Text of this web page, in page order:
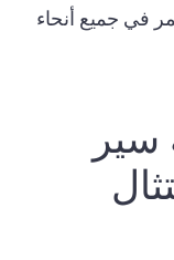
في جميع أنحاء
سير